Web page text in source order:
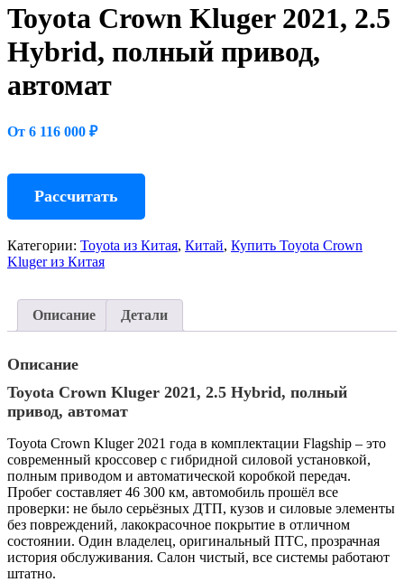
Toyota Crown Kluger 2021, 2.5
Hybrid, полный привод,
автомат
От 6 116 000 ₽
Рассчитать
Категории: Toyota из Китая, Китай, Купить Toyota Crown
Kluger из Китая
Описание Детали
Описание
Toyota Crown Kluger 2021, 2.5 Hybrid, полный
привод, автомат
Toyota Crown Kluger 2021 года в комплектации Flagship – это
современный кроссовер с гибридной силовой установкой,
полным приводом и автоматической коробкой передач.
Пробег составляет 46 300 км, автомобиль прошёл все
проверки: не было серьёзных ДТП, кузов и силовые элементы
без повреждений, лакокрасочное покрытие в отличном
состоянии. Один владелец, оригинальный ПТС, прозрачная
история обслуживания. Салон чистый, все системы работают
штатно.